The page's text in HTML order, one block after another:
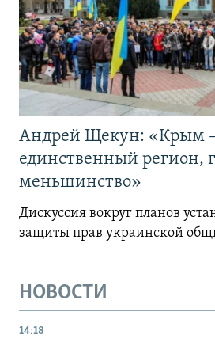
Андрей Щекун: «Крым
единственный регион,
меньшинство»
Дискуссия вокруг планов
защиты прав украинской
НОВОСТИ
14:18